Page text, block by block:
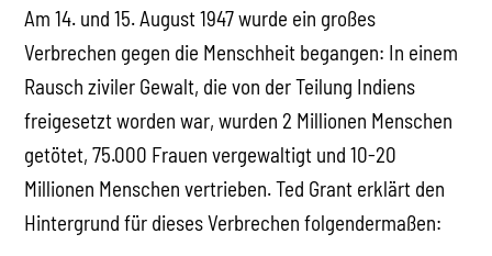
Am 14. und 15. August 1947 wurde ein großes
Verbrechen gegen die Menschheit begangen: In einem
Rausch ziviler Gewalt, die von der Teilung Indiens
freigesetzt worden war, wurden 2 Millionen Menschen
getötet, 75.000 Frauen vergewaltigt und 10-20
Millionen Menschen vertrieben. Ted Grant erklärt den
Hintergrund für dieses Verbrechen folgendermaßen: